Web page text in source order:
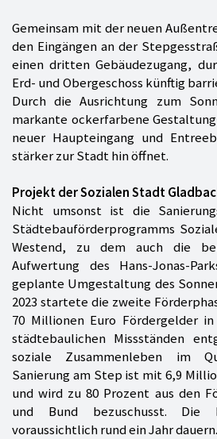
Gemeinsam mit der neuen
den Eingängen an der
einen dritten Gebäudezugang,
Erd- und Obergeschoss künftig
Durch die Ausrichtung zum
markante ockerfarbene
neuer Haupteingang und
stärker zur Stadt hin öffnet.
Projekt der Sozialen Stadt
Nicht umsonst ist die
Städtebauförderprogramms
Westend, zu dem auch die
Aufwertung des Hans-Jonas-
geplante Umgestaltung des
2023 startete die zweite
70 Millionen Euro Fördergelder
städtebaulichen Missständen
soziale Zusammenleben im
Sanierung am Step ist mit 6,9
und wird zu 80 Prozent aus den
und Bund bezuschusst. Die
voraussichtlich rund ein Jahr dauern.